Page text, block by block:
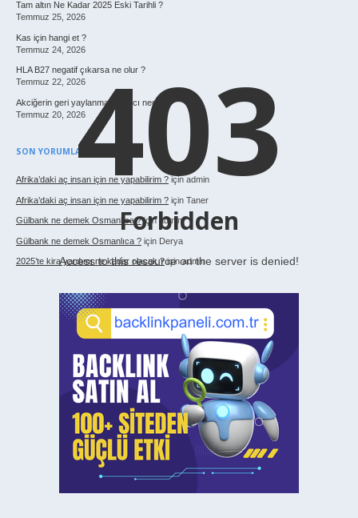
Tam altın Ne Kadar 2025 Eski Tarihli ?
Temmuz 25, 2026
Kas için hangi et ?
Temmuz 24, 2026
HLA B27 negatif çıkarsa ne olur ?
Temmuz 22, 2026
Akciğerin geri yaylanma basıncı nedir ?
Temmuz 20, 2026
SON YORUMLAR
Afrika’daki aç insan için ne yapabilirim ? içinadmin
Afrika’daki aç insan için ne yapabilirim ? için Taner
Gülbank ne demek Osmanlıca ?için admin
Gülbank ne demek Osmanlıca ? için Derya
2025’te kira yardımı ne kadar olacak ?içinadmin
403
Forbidden
Access to this resource on the server is denied!